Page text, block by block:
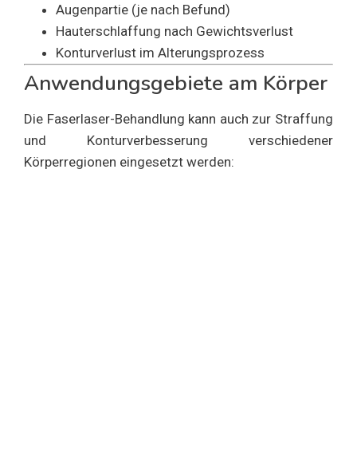
Augenpartie (je nach Befund)
Hauterschlaffung nach Gewichtsverlust
Konturverlust im Alterungsprozess
Anwendungsgebiete am Körper
Die Faserlaser-Behandlung kann auch zur Straffung
und Konturverbesserung verschiedener
Körperregionen eingesetzt werden: